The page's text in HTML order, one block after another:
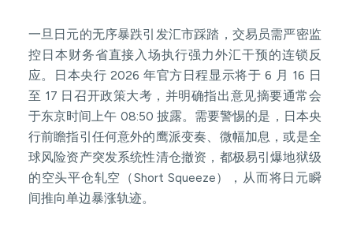
一旦日元的无序暴跌引发汇市踩踏，交易员需严密监
控日本财务省直接入场执行强力外汇干预的连锁反
应。日本央行 2026 年官方日程显示将于 6 月 16 日
至 17 日召开政策大考，并明确指出意见摘要通常会
于东京时间上午 08:50 披露。需要警惕的是，日本央
行前瞻指引任何意外的鹰派变奏、微幅加息，或是全
球风险资产突发系统性清仓撤资，都极易引爆地狱级
的空头平仓轧空（Short Squeeze），从而将日元瞬
间推向单边暴涨轨迹。